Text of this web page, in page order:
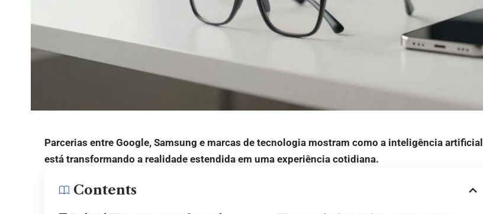
Parcerias entre Google, Samsung e marcas de tecnologia mostram como a inteligência artificial
está transformando a realidade estendida em uma experiência cotidiana.
Contents